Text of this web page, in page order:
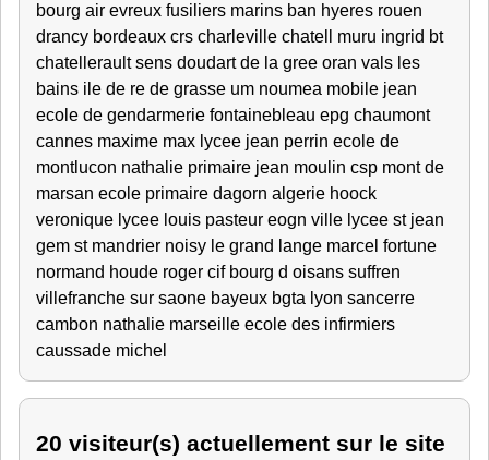
bourg air evreux fusiliers marins ban hyeres rouen
drancy bordeaux crs charleville chatell muru ingrid bt
chatellerault sens doudart de la gree oran vals les
bains ile de re de grasse um noumea mobile jean
ecole de gendarmerie fontainebleau epg chaumont
cannes maxime max lycee jean perrin ecole de
montlucon nathalie primaire jean moulin csp mont de
marsan ecole primaire dagorn algerie hoock
veronique lycee louis pasteur eogn ville lycee st jean
gem st mandrier noisy le grand lange marcel fortune
normand houde roger cif bourg d oisans suffren
villefranche sur saone bayeux bgta lyon sancerre
cambon nathalie marseille ecole des infirmiers
caussade michel
20 visiteur(s) actuellement sur le site